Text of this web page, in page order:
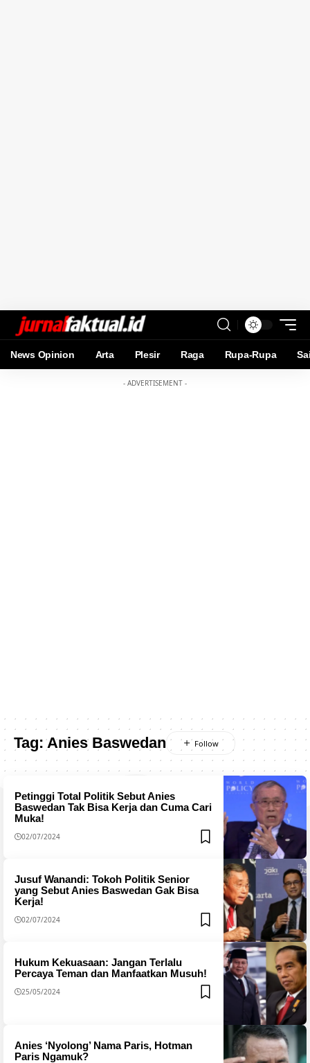
News Opinion Arta Plesir Raga Rupa-Rupa
- ADVERTISEMENT -
Tag:Anies Baswedan
Petinggi Total Politik Sebut Anies
Baswedan Tak Bisa Kerja dan Cuma Cari
Muka!
02/07/2024
Jusuf Wanandi: Tokoh Politik Senior
yang Sebut Anies Baswedan Gak Bisa
Kerja!
02/07/2024
Hukum Kekuasaan: Jangan Terlalu
Percaya Teman dan Manfaatkan Musuh!
25/05/2024
Anies ‘Nyolong’ Nama Paris, Hotman
Paris Ngamuk?